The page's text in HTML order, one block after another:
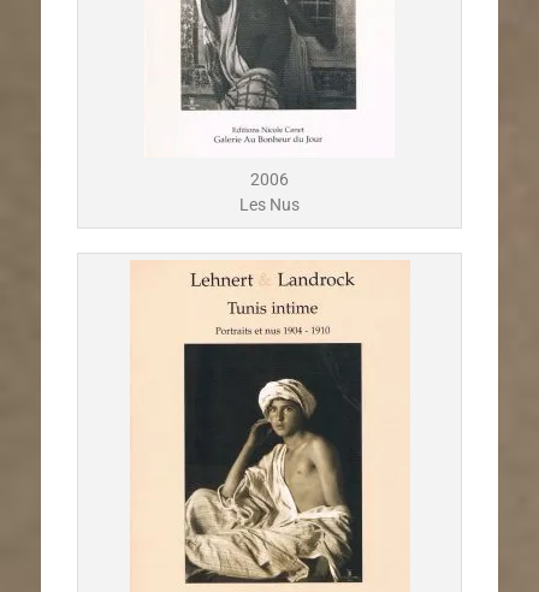
2006
Les Nus